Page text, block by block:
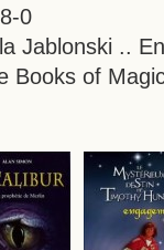
0
Jablonski ..
Books of